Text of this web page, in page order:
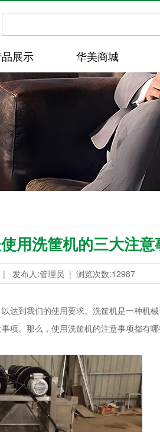
展示 华美商城
用洗筐机的三大注意
| 发布人:管理员 | 浏览次数:12987
到我们的使用要求。洗筐机是一种机
项。那么，使用洗筐机的注意事项都有